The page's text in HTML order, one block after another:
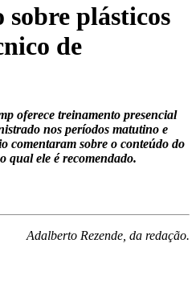
plásticos
de
oferece treinamento presencial
nos períodos matutino e
comentaram sobre o conteúdo do
qual ele é recomendado.
Adalberto Rezende, da redação.